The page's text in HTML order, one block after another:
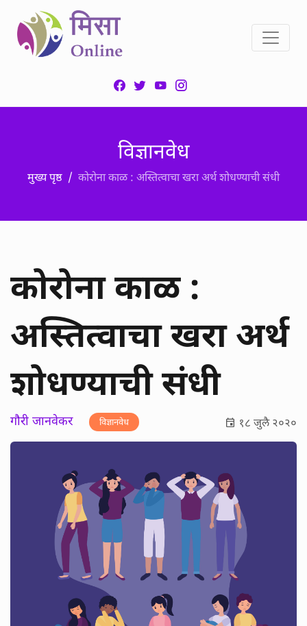
विज्ञानवेध
मुख्य पृष्ठ कोरोना काळ : अस्तित्वाचा खरा अर्थ शोधण्याची संधी
कोरोना काळ :
अस्तित्वाचा खरा अर्थ
शोधण्याची संधी
गौरी जानवेकर विज्ञानवेध १८ जुलै २०२०